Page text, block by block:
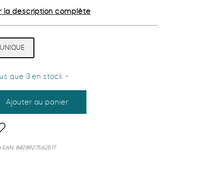
la description complète
UNIQUE
que 3 en stock -
Ajouter au panier
EAN: 8428927562517